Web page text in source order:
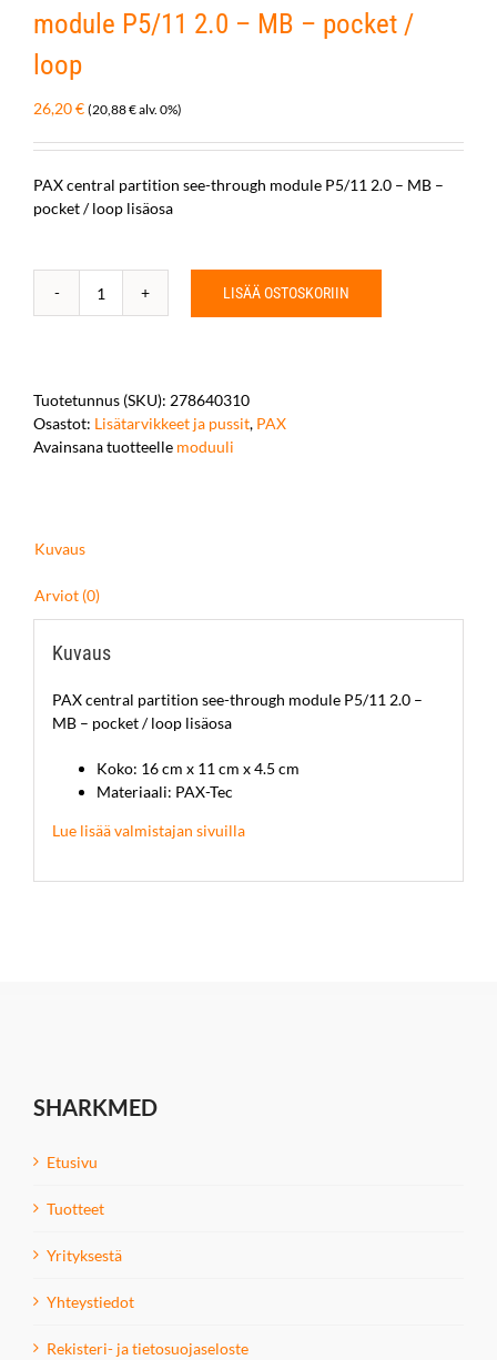
module P5/11 2.0 – MB – pocket /
loop
26,20€ (20,88€alv. 0%)
PAX central partition see-through module P5/11 2.0 – MB –
pocket / loop lisäosa
PAX
through
module
P5/11
LISÄÄ OSTOSKORIIN
Tuotetunnus (SKU): 278640310
Osastot: Lisätarvikkeet ja pussit, PAX
Avainsana tuotteelle moduuli
Kuvaus
Arviot (0)
Kuvaus
PAX central partition see-through module P5/11 2.0 –
MB – pocket / loop lisäosa
Koko: 16 cm x 11 cm x 4.5 cm
Materiaali: PAX-Tec
Lue lisää valmistajan sivuilla
SHARKMED
Etusivu
Tuotteet
Yrityksestä
Yhteystiedot
Rekisteri- ja tietosuojaseloste